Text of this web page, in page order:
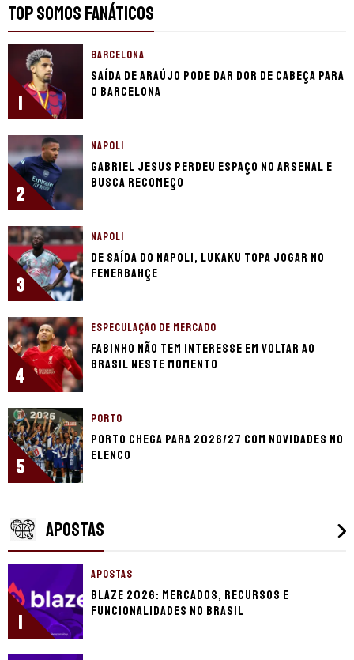
TOP SOMOS FANÁTICOS
1
BARCELONA
Saída de Araújo pode dar dor de cabeça para
o Barcelona
2
NAPOLI
Gabriel Jesus perdeu espaço no Arsenal e
busca recomeço
3
NAPOLI
De saída do Napoli, Lukaku topa jogar no
Fenerbahçe
4
ESPECULAÇÃO DE MERCADO
Fabinho não tem interesse em voltar ao
Brasil neste momento
5
PORTO
Porto chega para 2026/27 com novidades no
elenco
APOSTAS
1
APOSTAS
Blaze 2026: mercados, recursos e
funcionalidades no Brasil